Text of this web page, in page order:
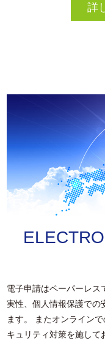
詳
電子申請はペーパーレス
実性、個人情報保護での
ます。 またオンライン
キュリティ対策を施して